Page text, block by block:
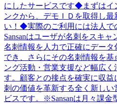
にしたサービスです◆まずはイ
ンクから、デモＩＤを取得し
い！◆実際のご利用には法人で
Sansanはユーザが名刺をスキ
名刺情報を人力で正確にデー
でき、さらにその名刺情報を
ング活動・営業支援など幅広
す。顧客との接点を確実に収
刺の価値を革新する全く新し
ビスです。※Sansanは月々課金